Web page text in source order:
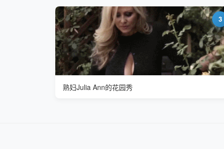
3
熟妇Julia Ann的花园秀